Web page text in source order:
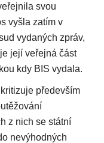
svou
vyšla zatím v
vydaných zpráv,
její veřejná část
kdy BIS vydala.
především
z nich se státní
nevýhodných